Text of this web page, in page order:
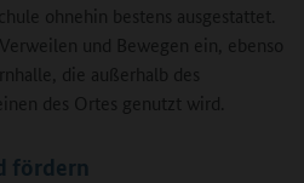
ohnehin bestens ausgestattet.
und Bewegen ein, ebenso
die außerhalb des
des Ortes genutzt wird.
fördern